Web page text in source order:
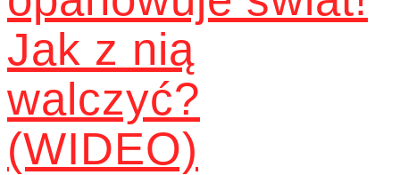
Jak z nią
walczyć?
(WIDEO)